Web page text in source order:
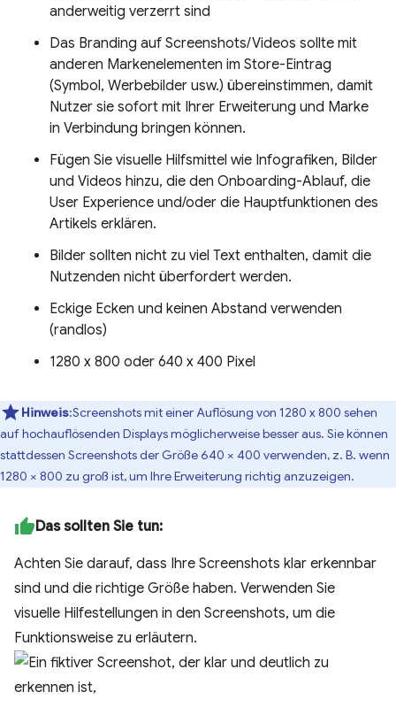
anderweitig verzerrt sind
Das Branding auf Screenshots/Videos sollte mit
anderen Markenelementen im Store-Eintrag
(Symbol, Werbebilder usw.) übereinstimmen, damit
Nutzer sie sofort mit Ihrer Erweiterung und Marke
in Verbindung bringen können.
Fügen Sie visuelle Hilfsmittel wie Infografiken, Bilder
und Videos hinzu, die den Onboarding-Ablauf, die
User Experience und/oder die Hauptfunktionen des
Artikels erklären.
Bilder sollten nicht zu viel Text enthalten, damit die
Nutzenden nicht überfordert werden.
Eckige Ecken und keinen Abstand verwenden
(randlos)
1280 x 800 oder 640 x 400 Pixel
Hinweis:Screenshots mit einer Auflösung von 1280 x 800 sehen
auf hochauflösenden Displays möglicherweise besser aus. Sie können
stattdessen Screenshots der Größe 640 × 400 verwenden, z. B. wenn
1280 × 800 zu groß ist, um Ihre Erweiterung richtig anzuzeigen.
Das sollten Sie tun:
Achten Sie darauf, dass Ihre Screenshots klar erkennbar
sind und die richtige Größe haben. Verwenden Sie
visuelle Hilfestellungen in den Screenshots, um die
Funktionsweise zu erläutern.